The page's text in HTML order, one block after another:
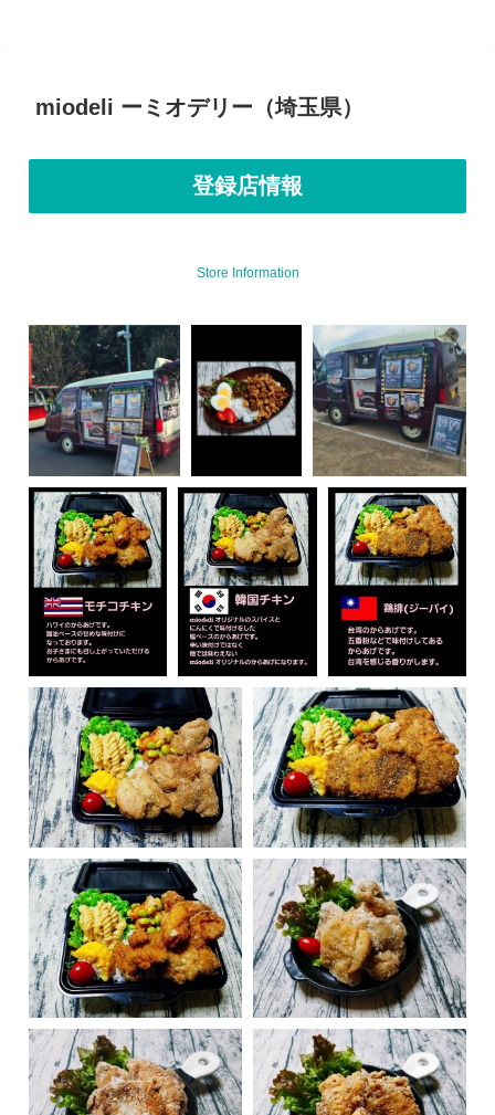
miodeli ーミオデリー（埼玉県）
登録店情報
Store Information